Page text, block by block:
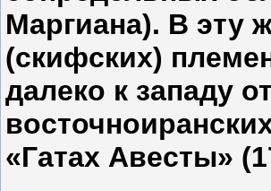
Маргиана). В эту
(скифских)
далеко к западу
«Гатах Авесты»